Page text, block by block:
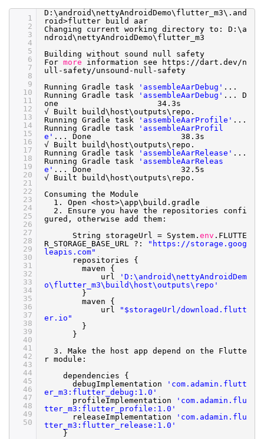
1
2
3
4
5
6
7
8
9
10
11
12
13
14
15
16
17
18
19
20
21
22
23
24
25
26
27
28
29
30
31
32
33
34
35
36
37
38
39
40
41
42
43
44
45
46
47
48
49
50
D:\android\nettyAndroidDemo\flutter_m3\.and
roid>flutter build aar
Changing current working directory to: D:\a
ndroid\nettyAndroidDemo\flutter_m3
Building without sound null safety
For more information see https: //dart .dev/n
ull-safety/unsound-null-safety
Running Gradle task
'assembleAarDebug' ...
Running Gradle task
'assembleAarDebug' ... D
one 34.3s
√ Built build\host\outputs\repo.
Running Gradle task
'assembleAarProfile' ...
Running Gradle task
'assembleAarProfil
e' ... Done 38.3s
√ Built build\host\outputs\repo.
Running Gradle task
'assembleAarRelease' ...
Running Gradle task
'assembleAarReleas
e' ... Done 32.5s
√ Built build\host\outputs\repo.
Consuming the Module
1. Open <host>\app\build.gradle
2. Ensure you have the repositories confi
gured, otherwise add them:
String storageUrl = System. env .FLUTTE
R_STORAGE_BASE_URL ?:
"https://storage.goog
leapis.com"
repositories {
maven {
url
'D:\android\nettyAndroidDem
o\flutter_m3\build\host\outputs\repo'
}
maven {
url
"$storageUrl/download.flutt
er.io"
}
}
3. Make the host app depend on the Flutte
r module:
dependencies {
debugImplementation
'com.adamin.flutt
er_m3:flutter_debug:1.0'
profileImplementation
'com.adamin.flu
tter_m3:flutter_profile:1.0'
releaseImplementation
'com.adamin.flu
tter_m3:flutter_release:1.0'
}